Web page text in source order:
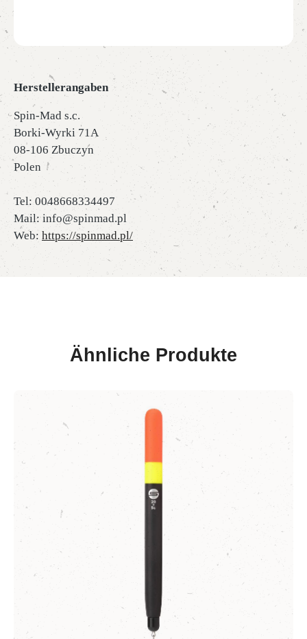
Herstellerangaben
Spin-Mad s.c.
Borki-Wyrki 71A
08-106 Zbuczyn
Polen
Tel: 0048668334497
Mail: info@spinmad.pl
Web: https://spinmad.pl/
Ähnliche Produkte
Produktgalerie überspringen